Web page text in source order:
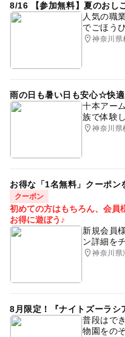
8/16 【参加無料】夏のおし
人気の職
でごほう
神奈川県
雨の日も暑い日も安心☆快
十本アー
族で体験
神奈川県
お得な「1名無料」クーポン
クーポン
初めての方はもちろん、会員
お得に遊ぼう♪
新規会員
ン詳細を
神奈川県
8月限定！『ナイトズーラシ
普段はで
物園をの